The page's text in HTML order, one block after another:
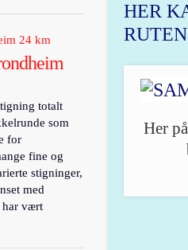
HER
RUTEN
Her
totalt
som
for
fine og
stigninger,
med
har vært